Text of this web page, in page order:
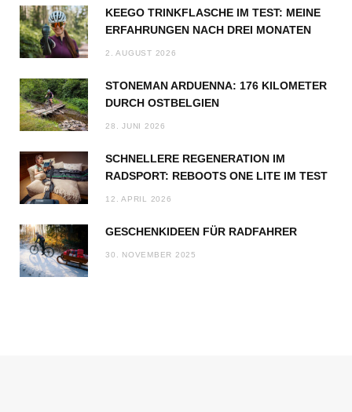
KEEGO TRINKFLASCHE IM TEST: MEINE
ERFAHRUNGEN NACH DREI MONATEN
2. AUGUST 2026
STONEMAN ARDUENNA: 176 KILOMETER
DURCH OSTBELGIEN
28. JUNI 2026
SCHNELLERE REGENERATION IM
RADSPORT: REBOOTS ONE LITE IM TEST
12. APRIL 2026
GESCHENKIDEEN FÜR RADFAHRER
30. NOVEMBER 2025